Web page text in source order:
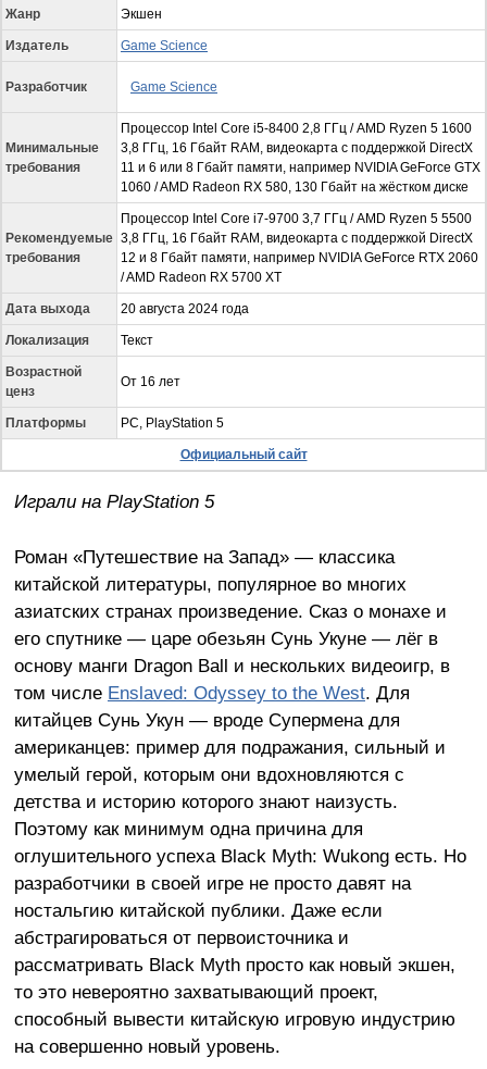
Жанр Экшен
Издатель Game Science
Разработчик Game Science
Минимальные
требования
Процессор Intel Core i5-8400 2,8 ГГц / AMD Ryzen 5 1600
3,8 ГГц, 16 Гбайт RAM, видеокарта с поддержкой DirectX
11 и 6 или 8 Гбайт памяти, например NVIDIA GeForce GTX
1060 / AMD Radeon RX 580, 130 Гбайт на жёстком диске
Рекомендуемые
требования
Процессор Intel Core i7-9700 3,7 ГГц / AMD Ryzen 5 5500
3,8 ГГц, 16 Гбайт RAM, видеокарта с поддержкой DirectX
12 и 8 Гбайт памяти, например NVIDIA GeForce RTX 2060
/ AMD Radeon RX 5700 XT
Дата выхода 20 августа 2024 года
Локализация Текст
Возрастной
ценз
От 16 лет
Платформы PC, PlayStation 5
Официальный сайт
Играли на PlayStation5
Роман «Путешествие на Запад» — классика
китайской литературы, популярное во многих
азиатских странах произведение. Сказ о монахе и
его спутнике — царе обезьян Сунь Укуне — лёг в
основу манги Dragon Ball и нескольких видеоигр, в
том числе Enslaved: Odyssey to the West. Для
китайцев Сунь Укун — вроде Супермена для
американцев: пример для подражания, сильный и
умелый герой, которым они вдохновляются с
детства и историю которого знают наизусть.
Поэтому как минимум одна причина для
оглушительного успеха Black Myth: Wukong есть. Но
разработчики в своей игре не просто давят на
ностальгию китайской публики. Даже если
абстрагироваться от первоисточника и
рассматривать Black Myth просто как новый экшен,
то это невероятно захватывающий проект,
способный вывести китайскую игровую индустрию
на совершенно новый уровень.